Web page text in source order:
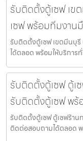
รับติดตั้งตู้เซฟ เข
เซฟ พร้อมทีมงาน
รับติดตั้งตู้เซฟ เขตมีนบุ
ได้ตลอด พร้อมให้บริการ
รับติดตั้งตู้เซฟ ตู้เ
รับติดตั้งตู้เซฟ พร้
รับติดตั้งตู้เซฟ ตู้เซฟร้า
ติดต่อสอบถามได้ตลอด